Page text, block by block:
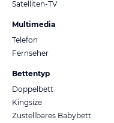
Satelliten-TV
Multimedia
Telefon
Fernseher
Bettentyp
Doppelbett
Kingsize
Zustellbares Babybett